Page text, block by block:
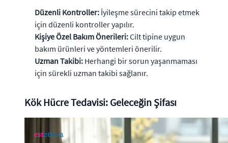
Düzenli Kontroller: İyileşme sürecini takip etmek
için düzenli kontroller yapılır.
Kişiye Özel Bakım Önerileri:Cilt tipine uygun
bakım ürünleri ve yöntemleri önerilir.
Uzman Takibi: Herhangi bir sorun yaşanmaması
için sürekli uzman takibi sağlanır.
Kök Hücre Tedavisi: Geleceğin Şifası